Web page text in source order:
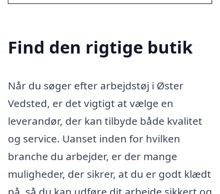
Find den rigtige butik
Når du søger efter arbejdstøj i Øster
Vedsted, er det vigtigt at vælge en
leverandør, der kan tilbyde både kvalitet
og service. Uanset inden for hvilken
branche du arbejder, er der mange
muligheder, der sikrer, at du er godt klædt